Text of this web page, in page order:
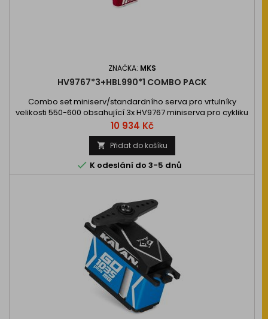
ZNAČKA: MKS
HV9767*3+HBL990*1 COMBO PACK
Combo set miniserv/standardního serva pro vrtulníky
velikosti 550-600 obsahující 3x HV9767 miniserva pro cykliku
a 1x standardní střídavé servo HBL990 (úzkopásmové 760µs)
pro ocasní rotor.…
Cena
10 934 Kč
 Přidat do košíku
 K odeslání do 3-5 dnů